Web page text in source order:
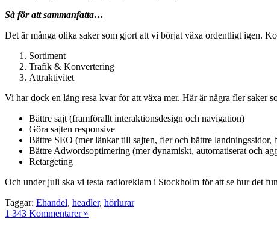
Så för att sammanfatta…
Det är många olika saker som gjort att vi börjat växa ordentligt igen.
Sortiment
Trafik & Konvertering
Attraktivitet
Vi har dock en lång resa kvar för att växa mer. Här är några fler saker
Bättre sajt (framförallt interaktionsdesign och navigation)
Göra sajten responsive
Bättre SEO (mer länkar till sajten, fler och bättre landningssidor,
Bättre Adwordsoptimering (mer dynamiskt, automatiserat och
Retargeting
Och under juli ska vi testa radioreklam i Stockholm för att se hur det
Taggar: Ehandel, headler, hörlurar
1 343 Kommentarer »